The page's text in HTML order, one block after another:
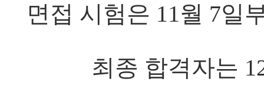
면접 시험은 11월 7일
최종 합격자는